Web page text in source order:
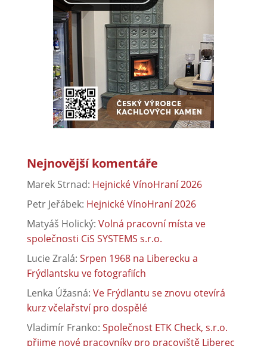
Nejnovější komentáře
Marek Strnad: Hejnické VínoHraní 2026
Petr Jeřábek: Hejnické VínoHraní 2026
Matyáš Holický: Volná pracovní místa ve
společnosti CiS SYSTEMS s.r.o.
Lucie Zralá: Srpen 1968 na Liberecku a
Frýdlantsku ve fotografiích
Lenka Úžasná: Ve Frýdlantu se znovu otevírá
kurz včelařství pro dospělé
Vladimír Franko: Společnost ETK Check, s.r.o.
přijme nové pracovníky pro pracoviště Liberec